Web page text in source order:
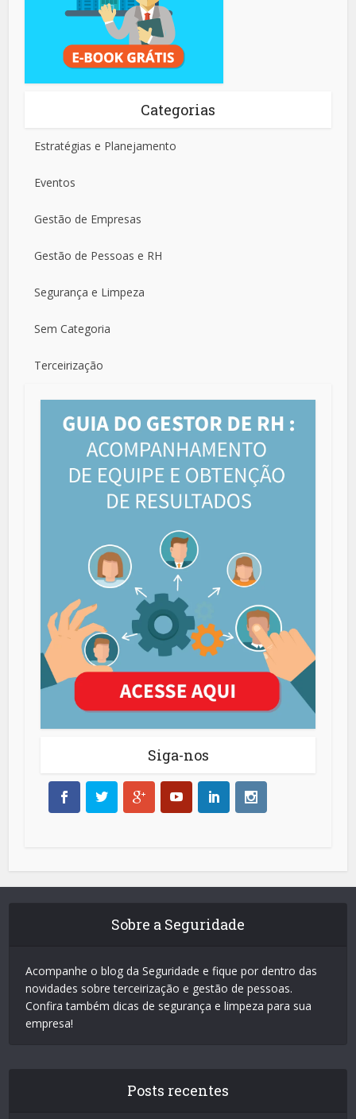
Categorias
Estratégias e Planejamento
Eventos
Gestão de Empresas
Gestão de Pessoas e RH
Segurança e Limpeza
Sem Categoria
Terceirização
Siga-nos
Sobre a Seguridade
Acompanhe o blog da Seguridade e fique por dentro das
novidades sobre terceirização e gestão de pessoas.
Confira também dicas de segurança e limpeza para sua
empresa!
Posts recentes